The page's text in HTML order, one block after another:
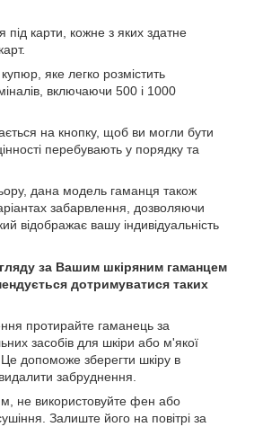
під карти, кожне з яких здатне
яке легко розмістить
включаючи 500 і 1000
на кнопку, щоб ви могли бути
перебувають у порядку та
дана модель гаманця також
забарвлення, дозволяючи
відображає вашу індивідуальність
за Вашим шкіряним гаманцем
дотримуватися таких
протирайте гаманець за
засобів для шкіри або м'якої
Це допоможе зберегти шкіру в
забруднення.
не використовуйте фен або
Залиште його на повітрі за